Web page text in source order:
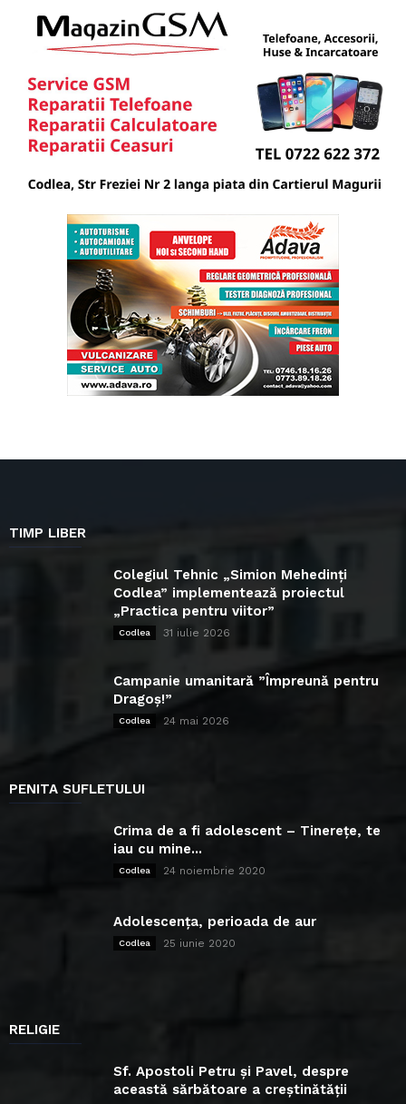
TIMP LIBER
Colegiul Tehnic „Simion Mehedinți
Codlea” implementează proiectul
„Practica pentru viitor”
Codlea 31 iulie 2026
Campanie umanitară ”Împreună pentru
Dragoș!”
Codlea 24 mai 2026
PENITA SUFLETULUI
Crima de a fi adolescent – Tinerețe, te
iau cu mine...
Codlea 24 noiembrie 2020
Adolescența, perioada de aur
Codlea 25 iunie 2020
RELIGIE
Sf. Apostoli Petru și Pavel, despre
această sărbătoare a creștinătății